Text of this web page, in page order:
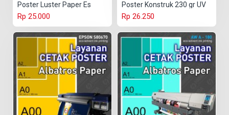
Poster Luster Paper Es
Rp 25.000
Poster Konstruk 230 gr UV
Rp 26.250